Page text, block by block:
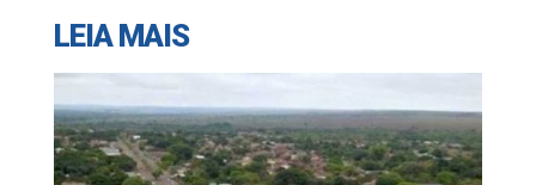
LEIA MAIS